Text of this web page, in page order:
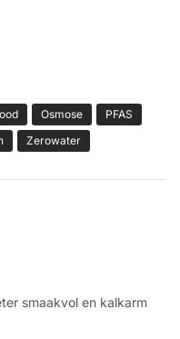
Osmose
PFAS
Zerowater
smaakvol en kalkarm